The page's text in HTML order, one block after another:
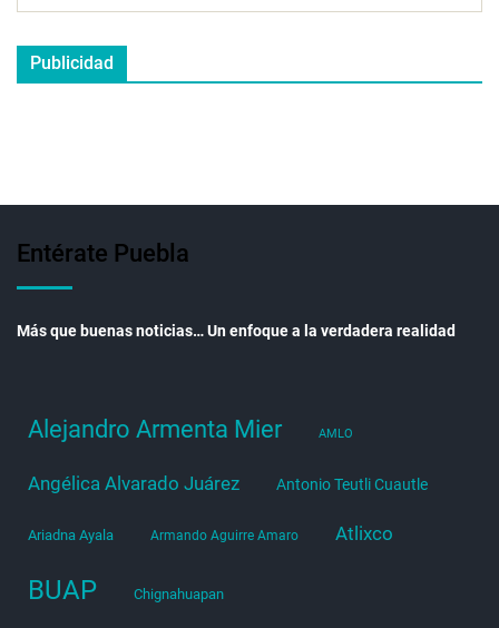
Publicidad
Entérate Puebla
Más que buenas noticias… Un enfoque a la verdadera realidad
Alejandro Armenta Mier AMLO
Angélica Alvarado Juárez Antonio Teutli Cuautle
Ariadna Ayala Armando Aguirre Amaro Atlixco
BUAP Chignahuapan